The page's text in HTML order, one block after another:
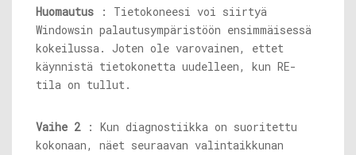
Huomautus : Tietokoneesi voi siirtyä
Windowsin palautusympäristöön ensimmäisessä
kokeilussa. Joten ole varovainen, ettet
käynnistä tietokonetta uudelleen, kun RE-
tila on tullut.
Vaihe 2: Kun diagnostiikka on suoritettu
kokonaan, näet seuraavan valintaikkunan